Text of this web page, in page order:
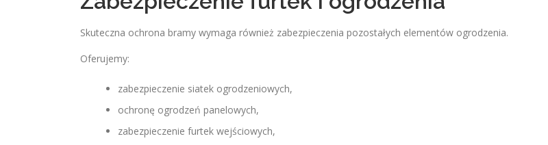
Skuteczna ochrona bramy wymaga również zabezpieczenia pozostałych elementów ogrodzenia.
Oferujemy:
zabezpieczenie siatek ogrodzeniowych,
ochronę ogrodzeń panelowych,
zabezpieczenie furtek wejściowych,